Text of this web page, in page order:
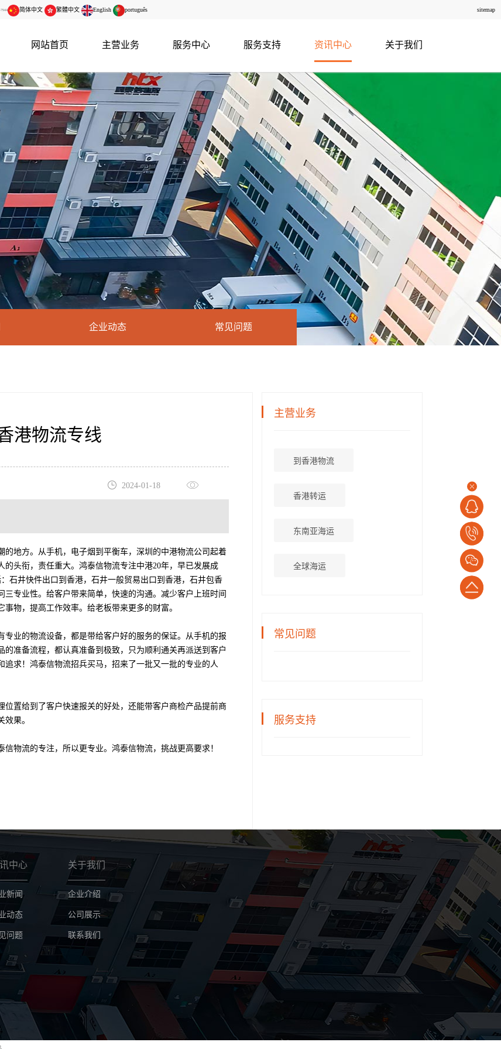
简体中文 繁體中文 English português sitemap
网站首页 主营业务 服务中心 服务支持 资讯中心 关于我们
电
话：
返
企业动态 常见问题
港物流专线
2024-01-18
地方。从手机，电子烟到平衡车，深圳的中港物流公司起着
头衔，责任重大。鸿泰信物流专注中港20年，早已发展成
石井快件出口到香港，石井一般贸易出口到香港，石井包香
专业性。给客户带来简单，快速的沟通。减少客户上班时间
物，提高工作效率。给老板带来更多的财富。
业的物流设备，都是带给客户好的服务的保证。从手机的报
准备流程，都认真准备到极致，只为顺利通关再派送到客户
求！鸿泰信物流招兵买马，招来了一批又一批的专业的人
置给到了客户快速报关的好处，还能带客户商检产品提前商
果。
物流的专注，所以更专业。鸿泰信物流，挑战更高要求！
主营业务
到香港物流
香港转运
东南亚海运
全球海运
常见问题
服务支持
中心
新闻
动态
问题
关于我们
企业介绍
公司展示
联系我们